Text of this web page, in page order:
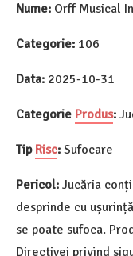
Nume: Orff Musical
Categorie: 106
Data: 2025-10-31
Categorie Produs:
Tip Risc: Sufocare
Pericol: Jucăria
desprinde cu
se poate sufoca.
Directivei privind